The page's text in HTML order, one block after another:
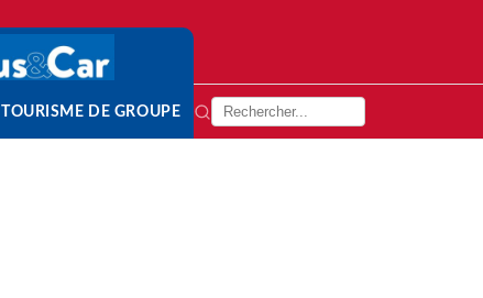
TOURISME DE GROUPE